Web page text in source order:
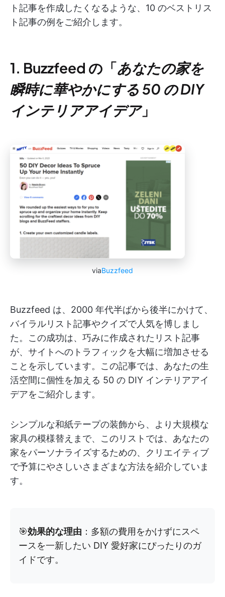
ト記事を作成したくなるような、10 のベストリス
ト記事の例をご紹介します。
1. Buzzfeed の「あなたの家を
瞬時に華やかにする 50 の DIY
インテリアアイデア」
viaBuzzfeed
Buzzfeed は、2000 年代半ばから後半にかけて、
バイラルリスト記事やクイズで人気を博しまし
た。この成功は、巧みに作成されたリスト記事
が、サイトへのトラフィックを大幅に増加させる
ことを示しています。この記事では、あなたの生
活空間に個性を加える 50 の DIY インテリアアイ
デアをご紹介します。
シンプルな和紙テープの装飾から、より大規模な
家具の模様替えまで、このリストでは、あなたの
家をパーソナライズするための、クリエイティブ
で予算にやさしいさまざまな方法を紹介していま
す。
🎯効果的な理由 ：多額の費用をかけずにスペ
ースを一新したい DIY 愛好家にぴったりのガ
イドです。